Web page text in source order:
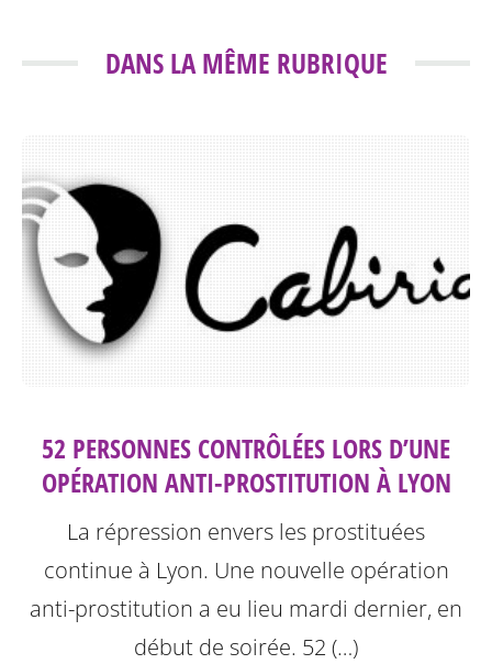
DANS LA MÊME RUBRIQUE
52 PERSONNES CONTRÔLÉES LORS D’UNE
OPÉRATION ANTI-PROSTITUTION À LYON
La répression envers les prostituées
continue à Lyon. Une nouvelle opération
anti-prostitution a eu lieu mardi dernier, en
début de soirée. 52 (…)